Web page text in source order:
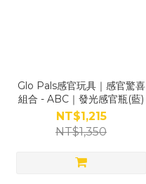
Glo Pals感官玩具｜感官驚喜
組合 - ABC｜發光感官瓶(藍)
NT$1,215
NT$1,350